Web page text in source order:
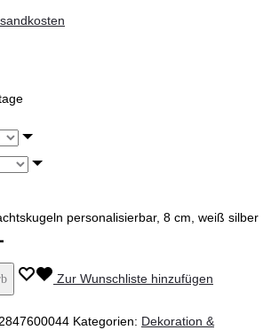
personalisierbar, 8 cm, weiß silber
Zur Wunschliste hinzufügen
Kategorien: Dekoration &